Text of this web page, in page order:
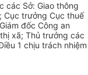
các Sở: Giao thông
Cục trưởng Cục thuế
đốc Công an
xã; Thủ trưởng các
ều 1 chịu trách nhiệm